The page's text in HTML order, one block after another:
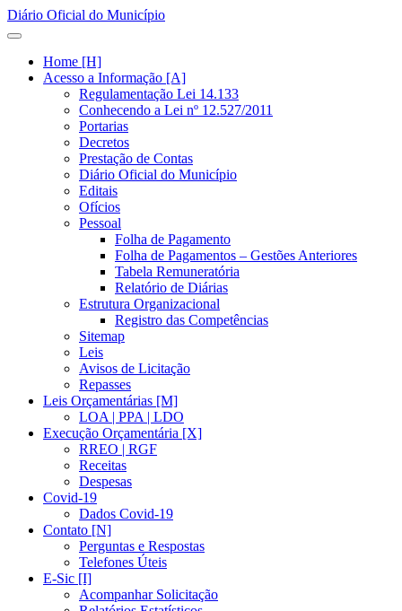
Diário Oficial do Município
Home [H]
Acesso a Informação [A]
Regulamentação Lei 14.133
Conhecendo a Lei nº 12.527/2011
Portarias
Decretos
Prestação de Contas
Diário Oficial do Município
Editais
Ofícios
Pessoal
Folha de Pagamento
Folha de Pagamentos – Gestões Anteriores
Tabela Remuneratória
Relatório de Diárias
Estrutura Organizacional
Registro das Competências
Sitemap
Leis
Avisos de Licitação
Repasses
Leis Orçamentárias [M]
LOA | PPA | LDO
Execução Orçamentária [X]
RREO | RGF
Receitas
Despesas
Covid-19
Dados Covid-19
Contato [N]
Perguntas e Respostas
Telefones Úteis
E-Sic [I]
Acompanhar Solicitação